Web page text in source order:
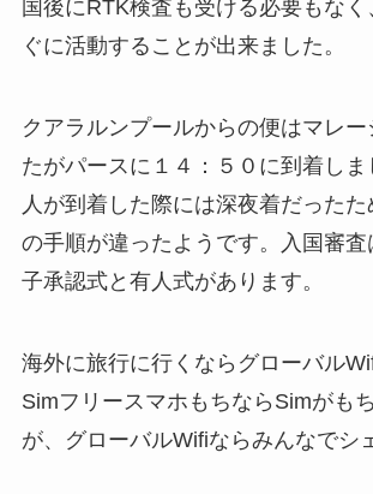
国後にRTK検査も受ける必要もな
ぐに活動することが出来ました。
クアラルンプールからの便はマレー
たがパースに１４：５０に到着し
人が到着した際には深夜着だったた
の手順が違ったようです。入国審査
子承認式と有人式があります。
海外に旅行に行くならグローバル
SimフリースマホもちならSimがも
が、グローバルWifiならみんなでシ